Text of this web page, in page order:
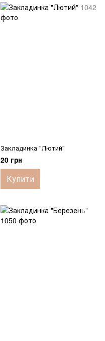
Закладинка "Лютий"
20 грн
Купити